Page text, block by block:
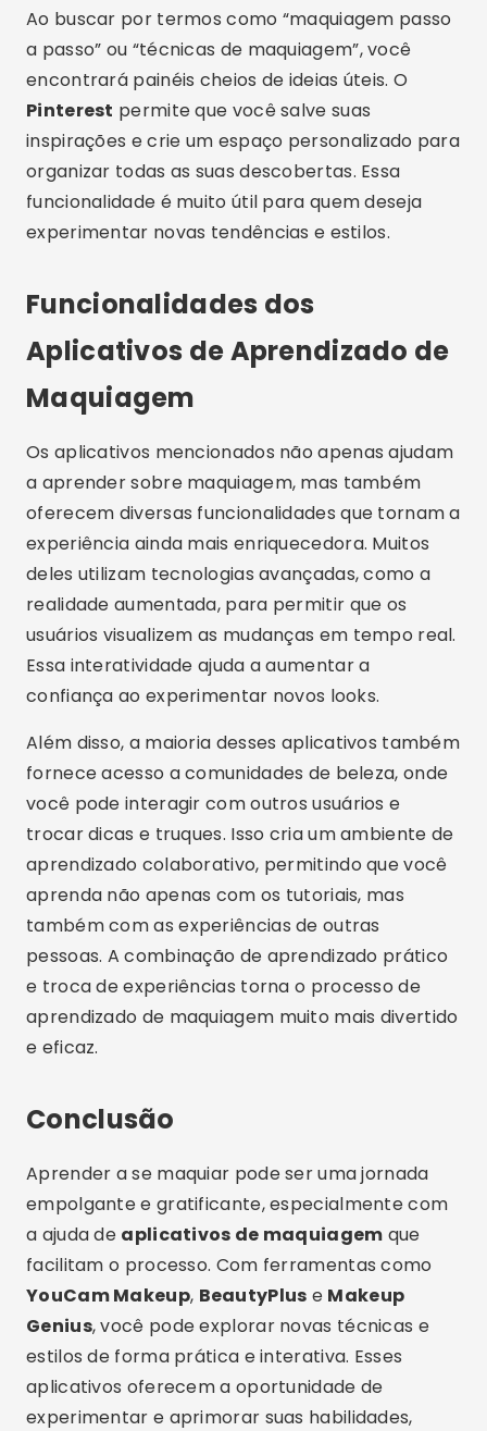
Ao buscar por termos como “maquiagem passo
a passo” ou “técnicas de maquiagem”, você
encontrará painéis cheios de ideias úteis. O
Pinterest permite que você salve suas
inspirações e crie um espaço personalizado para
organizar todas as suas descobertas. Essa
funcionalidade é muito útil para quem deseja
experimentar novas tendências e estilos.
Funcionalidades dos
Aplicativos de Aprendizado de
Maquiagem
Os aplicativos mencionados não apenas ajudam
a aprender sobre maquiagem, mas também
oferecem diversas funcionalidades que tornam a
experiência ainda mais enriquecedora. Muitos
deles utilizam tecnologias avançadas, como a
realidade aumentada, para permitir que os
usuários visualizem as mudanças em tempo real.
Essa interatividade ajuda a aumentar a
confiança ao experimentar novos looks.
Além disso, a maioria desses aplicativos também
fornece acesso a comunidades de beleza, onde
você pode interagir com outros usuários e
trocar dicas e truques. Isso cria um ambiente de
aprendizado colaborativo, permitindo que você
aprenda não apenas com os tutoriais, mas
também com as experiências de outras
pessoas. A combinação de aprendizado prático
e troca de experiências torna o processo de
aprendizado de maquiagem muito mais divertido
e eficaz.
Conclusão
Aprender a se maquiar pode ser uma jornada
empolgante e gratificante, especialmente com
a ajuda de aplicativos de maquiagem que
facilitam o processo. Com ferramentas como
YouCam Makeup, BeautyPlus e Makeup
Genius, você pode explorar novas técnicas e
estilos de forma prática e interativa. Esses
aplicativos oferecem a oportunidade de
experimentar e aprimorar suas habilidades,